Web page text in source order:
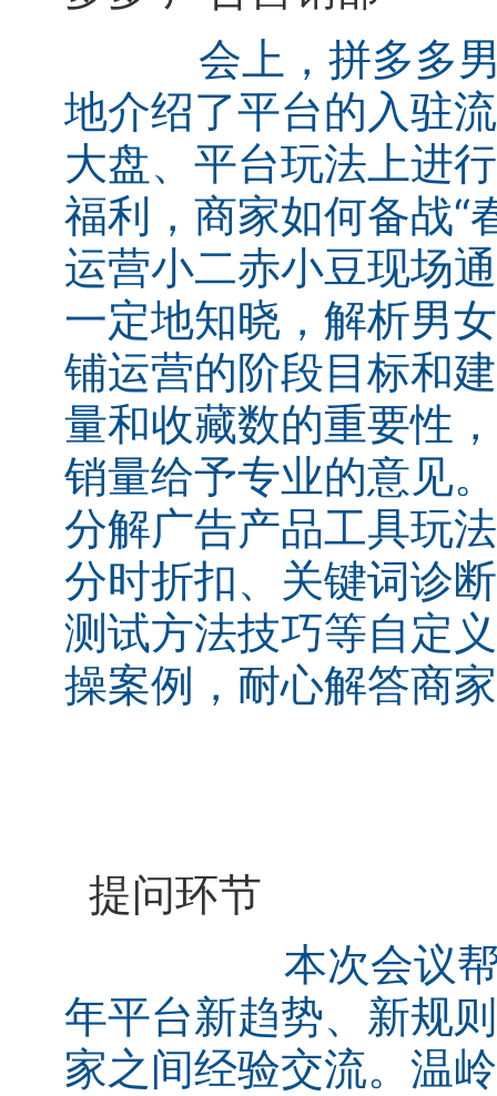
会上，拼多多
地介绍了平台的入驻
大盘、平台玩法上进
福利，商家如何备战“
运营小二赤小豆现场
一定地知晓，解析男
铺运营的阶段目标和
量和收藏数的重要性
销量给予专业的意见
分解广告产品工具玩
分时折扣、关键词诊
测试方法技巧等自定
操案例，耐心解答商
提问环节
本次会议
年平台新趋势、新规
家之间经验交流。温